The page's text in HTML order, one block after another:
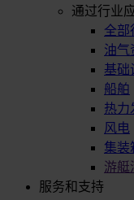
通过行业
全部
油气
基础
船舶
热力
风电
集装
游艇
服务和支持